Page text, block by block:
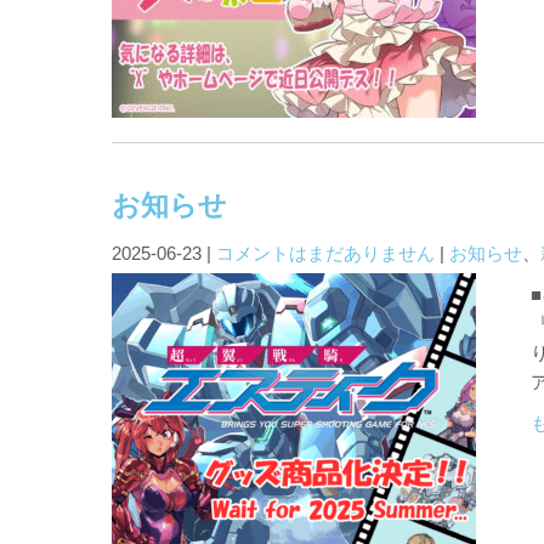
お知らせ
2025-06-23 | コメントはまだありません | お知らせ